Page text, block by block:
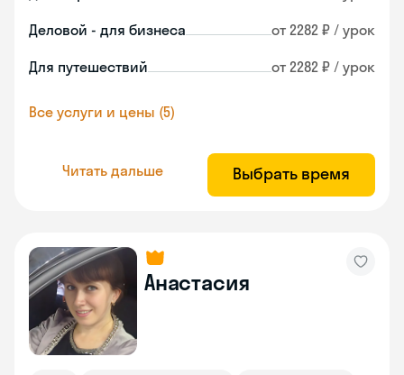
Деловой - для бизнеса от 2282 ₽ / урок
Для путешествий от 2282 ₽ / урок
Все услуги и цены (5)
Читать дальше Выбрать время
Анастасия